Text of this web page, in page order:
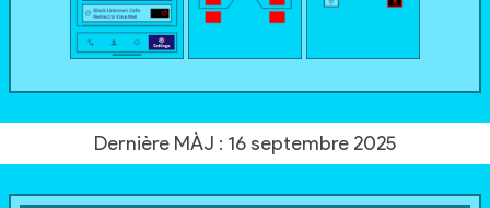
Dernière MÀJ : 16 septembre 2025